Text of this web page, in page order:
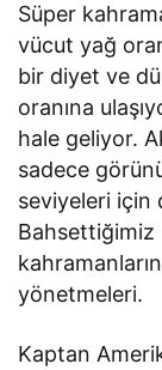
Süper
vücut yağ
bir diyet ve
oranına
hale geliyor.
sadece
seviyeleri için
Bahsettiğimiz
yönetmeleri.
Kaptan